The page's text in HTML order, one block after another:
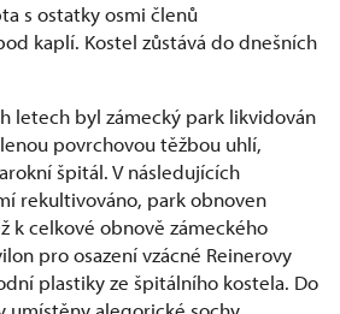
s ostatky osmi členů
kaplí. Kostel zůstává do dnešních
letech byl zámecký park likvidován
povrchovou těžbou uhlí,
špitál. V následujících
rekultivováno, park obnoven
k celkové obnově zámeckého
pro osazení vzácné Reinerovy
plastiky ze špitálního kostela. Do